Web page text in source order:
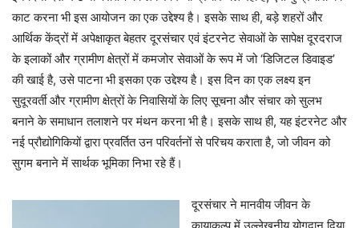
काट करना भी इस आयोजन का एक उद्देश्य है। इसके साथ ही, बड़े शहरों और
आर्थिक केंद्रों में अपेक्षाकृत बेहतर दूरसंचार एवं इंटरनेट सेवाओं के सापेक्ष दूरदराज
के इलाकों और ग्रामीण क्षेत्रों में कमजोर सेवाओं के रूप में जो ‘डिजिटल डिवाइड’
की खाई है, उसे पाटना भी इसका एक उद्देश्य है। इस दिन का एक लक्ष्य इन
सुदूरवर्ती और ग्रामीण क्षेत्रों के निवासियों के लिए सूचना और संचार को सुलभ
बनाने के समाधान तलाशने पर मंथन करना भी है। इसके साथ ही, यह इंटरनेट और
नई प्रौद्योगिकियों द्वारा प्रवर्तित उन परिवर्तनों से परिचय कराता है, जो जीवन को
सुगम बनाने में सार्थक भूमिका निभा रहे हैं।
दूरसंचार ने मानवीय जीवन के